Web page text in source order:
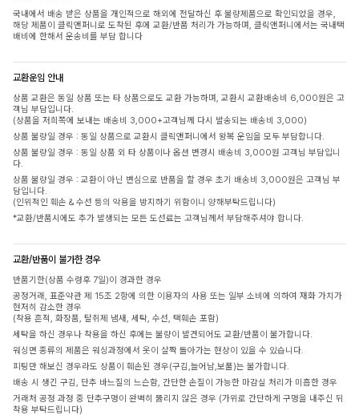
국내에서 배송 받은 상품을 개인적으로 해외에 전달하신 후 불량제품으로 확인되었을 경우,
해당 제품이 클릭앤퍼니로 도착된 후에 교환/반품 처리가 가능하며, 클릭앤퍼니에서는 국내택
배비에 한해서 운송비를 부담 합니다
교환운임 안내
상품 교환은 동일 상품 또는 타 상품으로도 교환 가능하며, 교환시 교환배송비 6,000원은 고
객님 부담입니다.
(상품을 저희쪽에 보내는 배송비 3,000+고객님께 다시 발송되는 배송비 3,000)
상품 불량일 경우 : 동일 상품으로 교환시 클릭앤퍼니에서 왕복 운임을 모두 부담합니다.
상품 불량일 경우 : 동일 상품 외 타 상품이나 옵션 변경시 배송비 3,000원 고객님 부담입니
다.
상품 불량일 경우 : 교환이 아닌 변심으로 반품을 할 경우 초기 배송비 3,000원은 고객님 부
담입니다.
(인위적인 훼손 & 수선 등의 악용을 방지하기 위함이니 양해부탁드립니다)
*교환/반품시에도 추가 발생되는 모든 도선료는 고객님께서 부담해주셔야 합니다.
교환/반품이 불가한 경우
반품기한(상품 수령후 7일)이 경과한 경우
공정거래, 표준약관 제 15조 2항에 의한 이용자의 사용 또는 일부 소비에 의하여 재화 가치가
현저히 감소한 경우
(착용 흔적, 화장품, 탈취제 냄새, 세탁, 수선, 택훼손 포함)
세탁을 하신 경우나 착용을 하신 후에는 불량이 발견되어도 교환/반품이 불가합니다.
워싱면 종류의 제품은 워싱과정에서 옷이 살짝 돌아가는 현상이 있을 수 있습니다.
피팅만 해보신 경우라도 상품이 훼손된 경우(구김,늘어남,보풀)는 불가합니다.
배송 시 생긴 구김, 단추 바느질의 느슨함, 간단한 손질이 가능한 마감실 처리가 미흡한 경우
거래처 공정 과정 중 단추구멍이 완벽히 뚫리지 않은 경우 (가위로 간단하게 구멍을 내주신 뒤
착용 부탁드립니다)